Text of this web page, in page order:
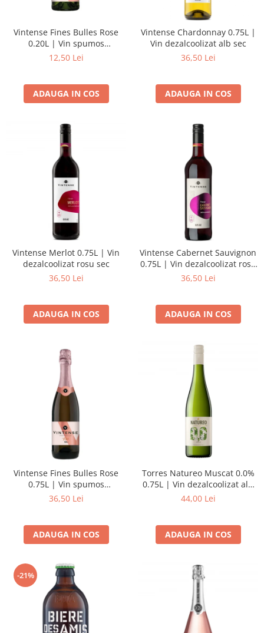
Vintense Fines Bulles Rose
0.20L | Vin spumos
dezalcoolizat roze
12,50 Lei
ADAUGA IN COS
Vintense Chardonnay 0.75L |
Vin dezalcoolizat alb sec
36,50 Lei
ADAUGA IN COS
Vintense Merlot 0.75L | Vin
dezalcoolizat rosu sec
36,50 Lei
ADAUGA IN COS
Vintense Cabernet Sauvignon
0.75L | Vin dezalcoolizat rosu
demisec
36,50 Lei
ADAUGA IN COS
Vintense Fines Bulles Rose
0.75L | Vin spumos
dezalcoolizat roze demisec
36,50 Lei
ADAUGA IN COS
Torres Natureo Muscat 0.0%
0.75L | Vin dezalcoolizat alb
sec
44,00 Lei
ADAUGA IN COS
-21%